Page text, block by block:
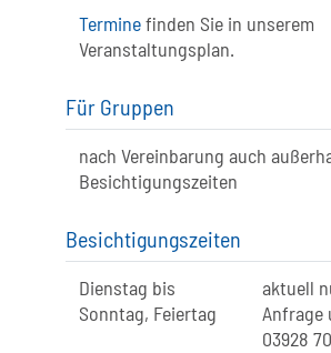
Terminefinden Sie in unserem
Veranstaltungsplan.
Für Gruppen
nach Vereinbarung auch
Besichtigungszeiten
Besichtigungszeiten
Dienstag bis
Sonntag, Feiertag
aktuell
Anfrage
03928